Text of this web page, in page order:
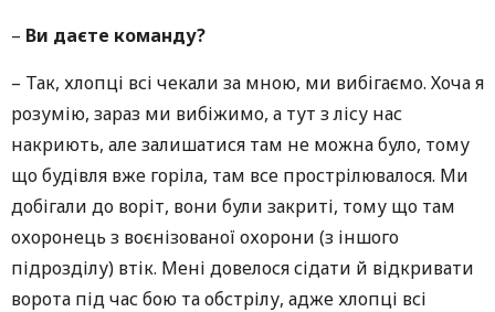
– Ви даєте команду?
– Так, хлопці всі чекали за мною, ми вибігаємо. Хоча я
розумію, зараз ми вибіжимо, а тут з лісу нас
накриють, але залишатися там не можна було, тому
що будівля вже горіла, там все прострілювалося. Ми
добігали до воріт, вони були закриті, тому що там
охоронець з воєнізованої охорони (з іншого
підрозділу) втік. Мені довелося сідати й відкривати
ворота під час бою та обстрілу, адже хлопці всі